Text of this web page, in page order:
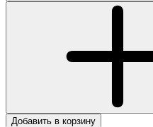
Добавить в корзину